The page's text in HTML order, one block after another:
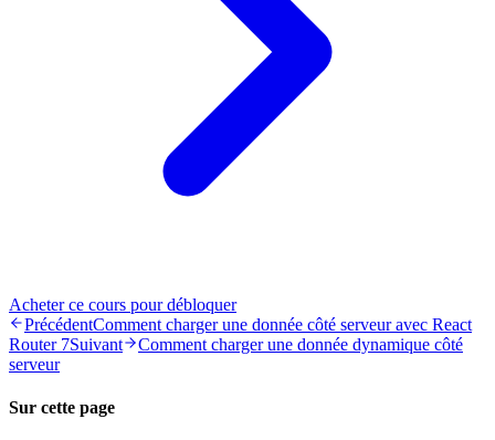
Acheter ce cours pour débloquer
PrécédentComment charger une donnée côté serveur avec React
Router 7Suivant
Comment charger une donnée dynamique côté
serveur
Sur cette page